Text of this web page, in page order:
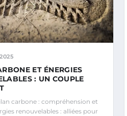
ET ÉNERGIES
: UN COUPLE
carbone : compréhension et
renouvelables : alliées pour